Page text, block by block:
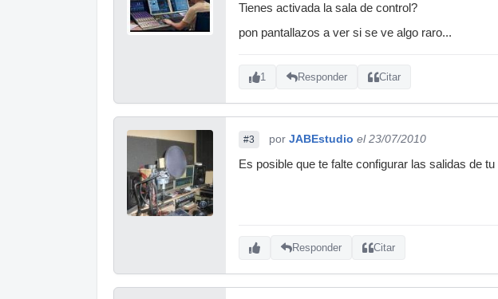
Tienes activada la sala de control?
pon pantallazos a ver si se ve algo raro...
1 Responder Citar
#3 por JABEstudio el 23/07/2010
Es posible que te falte configurar las salidas de
Responder Citar